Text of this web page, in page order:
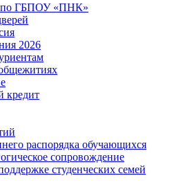
по ГБПОУ «ПНК»
2026
кредит
распорядка обучающихся
сопровождение
студенческих семей